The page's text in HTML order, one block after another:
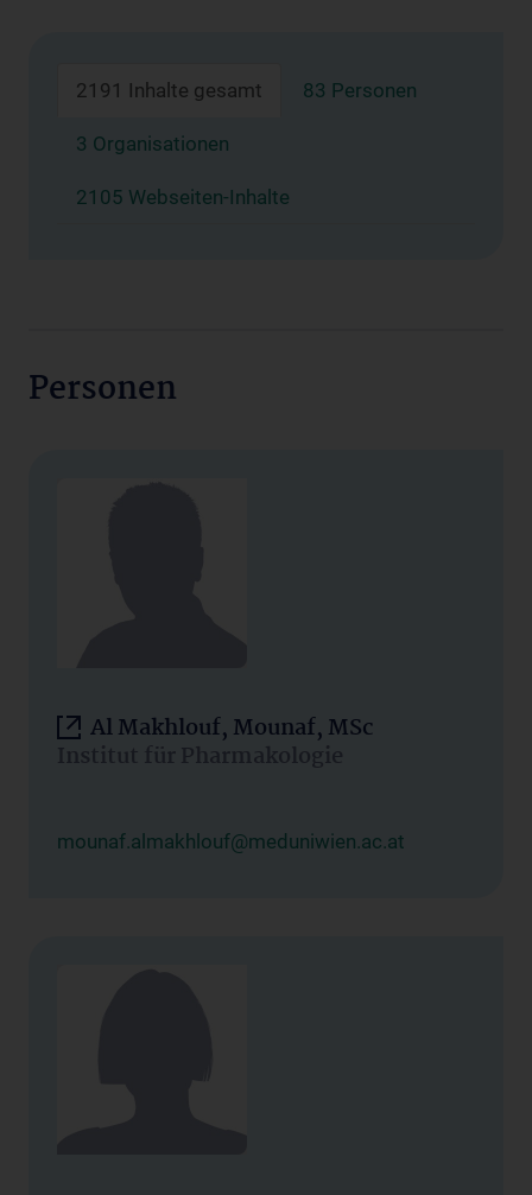
2191 Inhalte gesamt 83 Personen
3 Organisationen
2105 Webseiten-Inhalte
Personen
Al Makhlouf, Mounaf, MSc
Institut für Pharmakologie
mounaf.almakhlouf@meduniwien.ac.at